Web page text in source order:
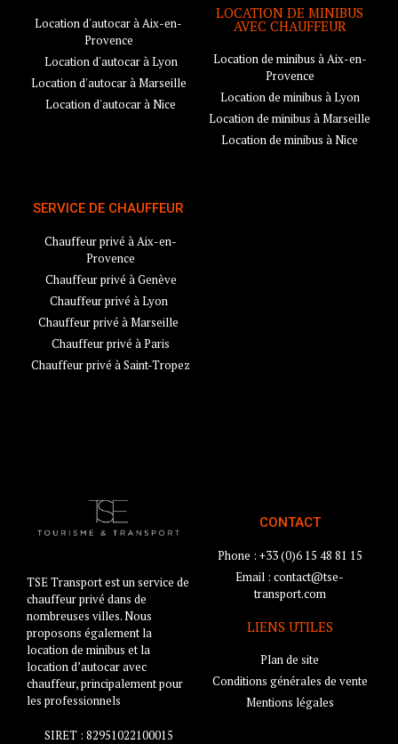
Location d'autocar à Aix-en-
Provence
Location d'autocar à Lyon
Location d'autocar à Marseille
Location d'autocar à Nice
LOCATION DE MINIBUS
AVEC CHAUFFEUR
Location de minibus à Aix-en-
Provence
Location de minibus à Lyon
Location de minibus à Marseille
Location de minibus à Nice
SERVICE DE CHAUFFEUR
Chauffeur privé à Aix-en-
Provence
Chauffeur privé à Genève
Chauffeur privé à Lyon
Chauffeur privé à Marseille
Chauffeur privé à Paris
Chauffeur privé à Saint-Tropez
TSE Transport est un service de
chauffeur privé dans de
nombreuses villes. Nous
proposons également la
location de minibus et la
location d’autocar avec
chauffeur, principalement pour
les professionnels
SIRET : 82951022100015
CONTACT
Phone : +33 (0)6 15 48 81 15
Email : contact@tse-
transport.com
LIENS UTILES
Plan de site
Conditions générales de vente
Mentions légales